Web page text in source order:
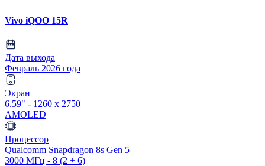
Vivo iQOO 15R
Дата выхода
Февраль 2026 года
Экран
6.59" - 1260 x 2750
AMOLED
Процессор
Qualcomm Snapdragon 8s Gen 5
3000 МГц - 8 (2 + 6)